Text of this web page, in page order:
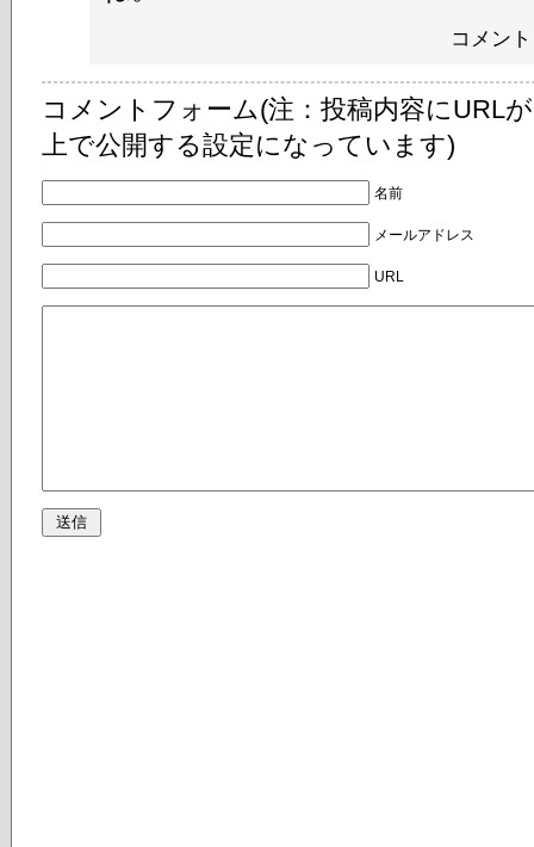
コメン
コメントフォーム(注：投稿内容にURL
上で公開する設定になっています)
名前
メールアドレス
URL